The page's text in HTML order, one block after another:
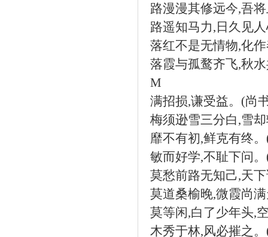
路漫漫其修远今,吾
路遥知马力, 日久见
落红不是无情物,化
落霞与孤鹜齐飞,秋
M
满招损,谦受益。 (尚
梅须逊雪三分白,雪
靡不有初,鲜克有终。
敏而好学,不耻下问。
莫愁前路无知己,天
莫道桑榆晚,微霞尚
莫等闲,白了少年头,
木秀于林,风必摧之。